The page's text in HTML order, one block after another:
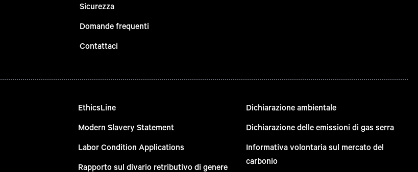
Sicurezza
Domande frequenti
Contattaci
EthicsLine
Modern Slavery Statement
Labor Condition Applications
Rapporto sul divario retributivo di genere
Dichiarazione ambientale
Dichiarazione delle emissioni di gas serra
Informativa volontaria sul mercato del
carbonio